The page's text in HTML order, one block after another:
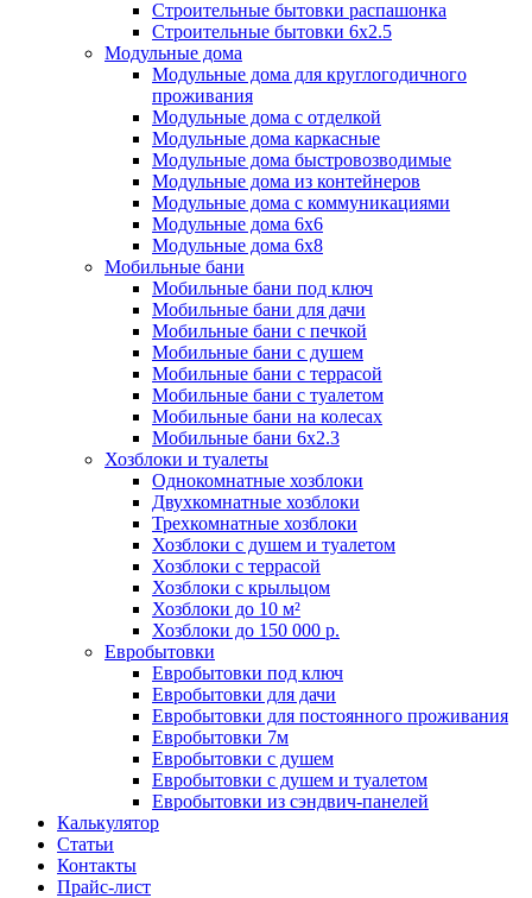
Строительные бытовки распашонка
Строительные бытовки 6x2.5
Модульные дома
Модульные дома для круглогодичного
проживания
Модульные дома с отделкой
Модульные дома каркасные
Модульные дома быстровозводимые
Модульные дома из контейнеров
Модульные дома с коммуникациями
Модульные дома 6x6
Модульные дома 6x8
Мобильные бани
Мобильные бани под ключ
Мобильные бани для дачи
Мобильные бани с печкой
Мобильные бани с душем
Мобильные бани с террасой
Мобильные бани с туалетом
Мобильные бани на колесах
Мобильные бани 6х2.3
Хозблоки и туалеты
Однокомнатные хозблоки
Двухкомнатные хозблоки
Трехкомнатные хозблоки
Хозблоки с душем и туалетом
Хозблоки с террасой
Хозблоки с крыльцом
Хозблоки до 10 м²
Хозблоки до 150 000 р.
Евробытовки
Евробытовки под ключ
Евробытовки для дачи
Евробытовки для постоянного проживания
Евробытовки 7м
Евробытовки с душем
Евробытовки с душем и туалетом
Евробытовки из сэндвич-панелей
Калькулятор
Статьи
Контакты
Прайс-лист